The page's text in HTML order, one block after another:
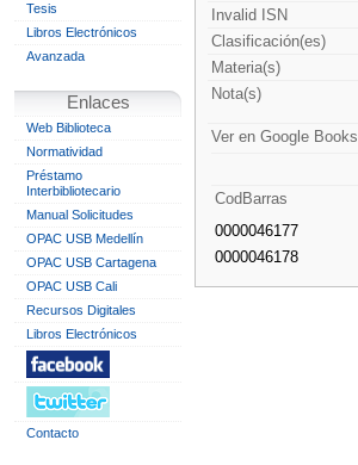
Tesis
Libros Electrónicos
Avanzada
Enlaces
Web Biblioteca
Normatividad
Préstamo
Interbibliotecario
Manual Solicitudes
OPAC USB Medellín
OPAC USB Cartagena
OPAC USB Cali
Recursos Digitales
Libros Electrónicos
Contacto
Invalid ISN
Clasificación(es)
Materia(s)
Nota(s)
Ver en Google Books
CodBarras
0000046177
0000046178